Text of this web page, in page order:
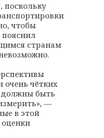
поскольку
чтобы
странам
очень чётких
должны быть
—
в этой